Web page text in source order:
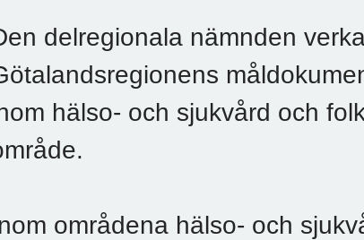
delregionala nämnden
hälso- och sjukvård och
områdena hälso- och